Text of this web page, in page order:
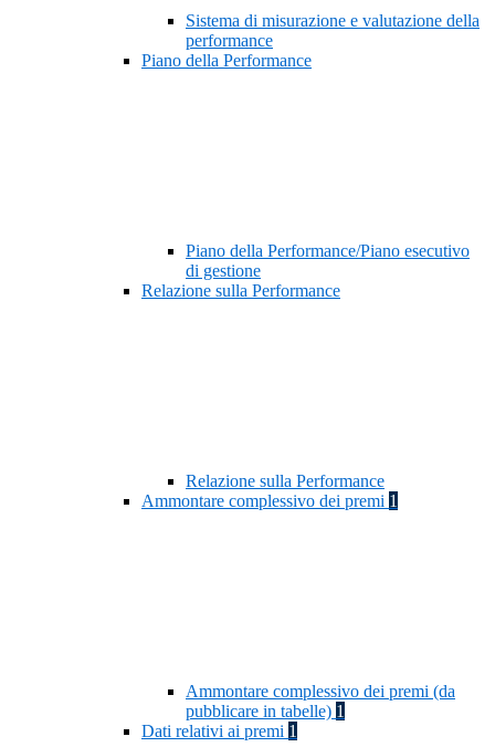
Sistema di misurazione e valutazione della
performance
Piano della Performance
Piano della Performance/Piano esecutivo
di gestione
Relazione sulla Performance
Relazione sulla Performance
Ammontare complessivo dei premi 1
Ammontare complessivo dei premi (da
pubblicare in tabelle) 1
Dati relativi ai premi 1